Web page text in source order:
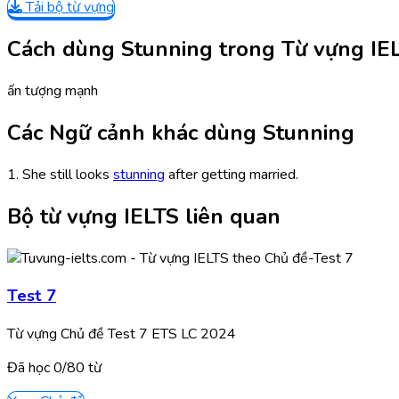
Tải bộ từ vựng
Cách dùng Stunning trong Từ vựng
ấn tượng mạnh
Các Ngữ cảnh khác dùng Stunning
1. She still looks stunning after getting married.
Bộ từ vựng IELTS liên quan
Test 7
Từ vựng Chủ đề Test 7 ETS LC 2024
Đã học0/80 từ